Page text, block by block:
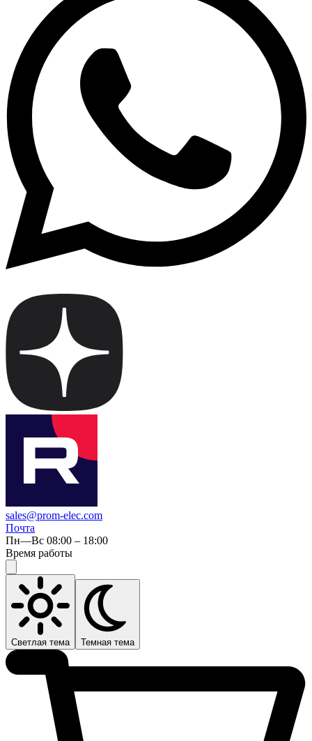
sales@prom-elec.com
Почта
Пн—Вс 08:00 – 18:00
Время работы
Светлая тема Темная тема